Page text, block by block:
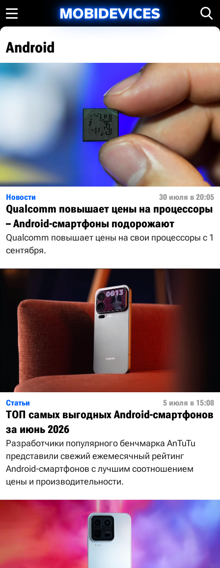
Android
Новости 30 июля в 20:05
Qualcomm повышает цены на процессоры
– Android-смартфоны подорожают
Qualcomm повышает цены на свои процессоры с 1
сентября.
Статьи 5 июля в 15:08
ТОП самых выгодных Android-смартфонов
за июнь 2026
Разработчики популярного бенчмарка AnTuTu
представили свежий ежемесячный рейтинг
Android-смартфонов с лучшим соотношением
цены и производительности.